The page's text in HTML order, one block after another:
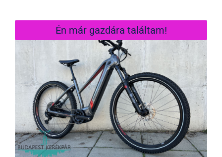
Én már gazdára találtam!
Conway Cairon S4.0 Smart System
/750Wh/ Bosch Performance Line
CX ebike/pedelec M